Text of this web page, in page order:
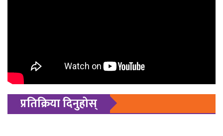
प्रतिक्रिया दिनुहोस्